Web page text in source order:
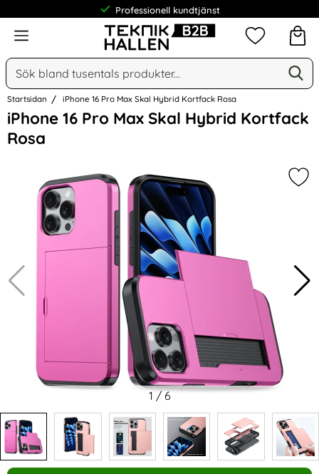
Professionell kundtjänst
Meny
Sök
Sök på Narse Group AB
Mina
Startsidan iPhone 16 Pro Max Skal Hybrid Kortfack Rosa
iPhone 16 Pro Max Skal Hybrid Kortfack
Rosa
Hoppa
över
Bilder
1 / 6